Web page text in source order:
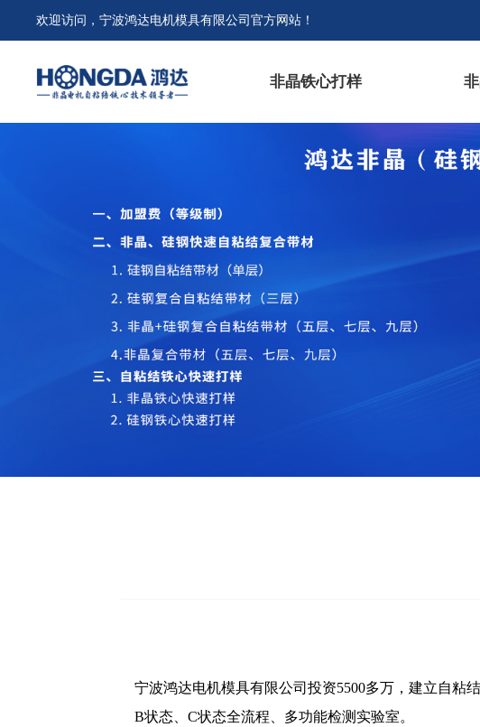
欢迎访问，宁波鸿达电机模具有限公司官方网站！
非晶铁心打样
宁波鸿达电机模具有限公司投资5500多万，建立自粘
B状态、C状态全流程、多功能检测实验室。